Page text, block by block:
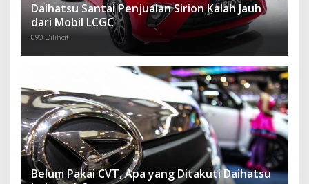
Daihatsu Santai Penjualan Sirion Kalah Jauh
dari Mobil LCGC
890 Dilihat
Belum Pakai CVT, Apa yang Ditakuti Daihatsu